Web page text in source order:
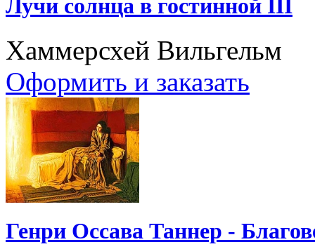
Лучи солнца в гостинной III
Хаммерсхей Вильгельм
Оформить и заказать
Генри Оссава Таннер -